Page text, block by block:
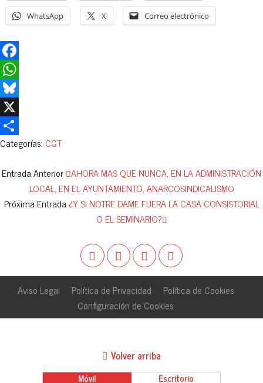
WhatsApp X Correo electrónico
Facebook
WhatsApp
Bluesky
X
Compartir
Categorías: CGT
Entrada Anterior AHORA MAS QUE NUNCA, EN LA ADMINISTRACIÓN
LOCAL, EN EL AYUNTAMIENTO, ANARCOSINDICALISMO
Próxima Entrada ¿Y SI NOTRE DAME FUERA LA CASA CONSISTORIAL
O EL SEMINARIO?
Aviso Legal Política de Privacidad
Política de Cookies
Configuración de Cookies
Volver arriba
Móvil Escritorio